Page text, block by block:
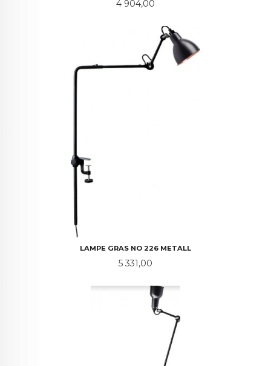
Pris
4 904,00
LAMPE GRAS NO 226 METALL
Pris
5 331,00